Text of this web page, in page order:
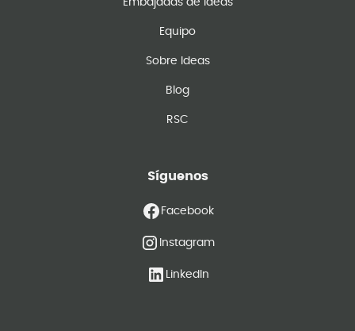
Embajadas de Ideas
Equipo
Sobre Ideas
Blog
RSC
Síguenos
Facebook
Instagram
LinkedIn